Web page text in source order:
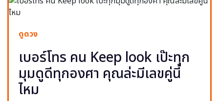
ดูดวง
เบอร์โทร คน Keep look เป๊ะทุก
มุมดูดีทุกองศา คุณล่ะมีเลขคู่นี้
ไหม